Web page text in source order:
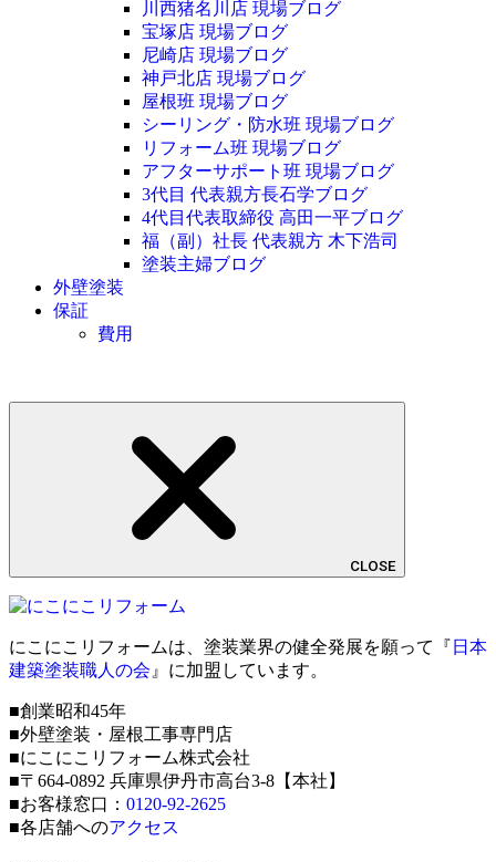
川西猪名川店 現場ブログ
宝塚店 現場ブログ
尼崎店 現場ブログ
神戸北店 現場ブログ
屋根班 現場ブログ
シーリング・防水班 現場ブログ
リフォーム班 現場ブログ
アフターサポート班 現場ブログ
3代目 代表親方長石学ブログ
4代目代表取締役 高田一平ブログ
福（副）社長 代表親方 木下浩司
塗装主婦ブログ
外壁塗装
保証
費用
CLOSE
にこにこリフォームは、塗装業界の健全発展を願って『 日本
建築塗装職人の会 』に加盟しています。
■創業昭和45年
■外壁塗装・屋根工事専門店
■にこにこリフォーム株式会社
■〒664-0892 兵庫県伊丹市高台3-8【本社】
■お客様窓口： 0120-92-2625
■各店舗へのアクセス